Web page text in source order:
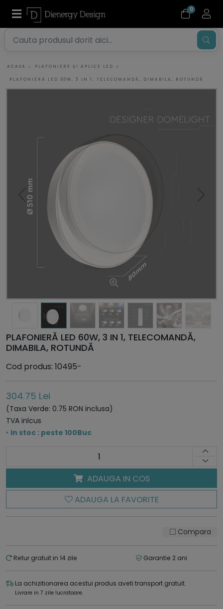
0
ACASA PLAFONIERE ȘI APLICE LED
PLAFONIERĂ LED 60W, 3 IN 1, TELECOMANDĂ, DIMABILA, ROTUNDĂ
PLAFONIERĂ LED 60W, 3 IN 1, TELECOMANDĂ,
DIMABILA, ROTUNDĂ
Cod produs: 10495-
304.75 Lei
(Taxa Verde: 0.75 RON inclusa)
TVA inlcus
• In stoc : peste 100Buc
ADAUGA IN COS
ADAUGA LA FAVORITE
Compara
Retur gratuit in 14 zile Garantie 2 ani
La achizitionarea acestui produs aveti transport gratuit.
Livrare in 7 zile lucratoare.